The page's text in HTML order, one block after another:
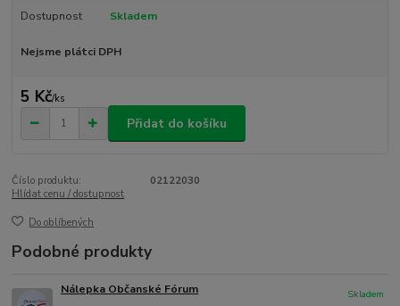
Dostupnost Skladem
Nejsme plátci DPH
5 Kč/ks
Přidat do košíku
Číslo produktu:
02122030
Hlídat cenu / dostupnost
Do oblíbených
Podobné produkty
Nálepka Občanské Fórum
Skladem